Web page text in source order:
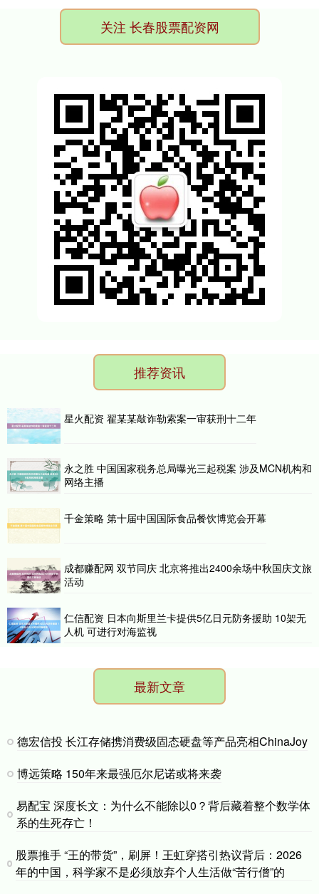
关注 长春股票配资网
推荐资讯
星火配资 翟某某敲诈勒索案一审获刑十二年
永之胜 中国国家税务总局曝光三起税案 涉及MCN机构和
网络主播
千金策略 第十届中国国际食品餐饮博览会开幕
成都赚配网 双节同庆 北京将推出2400余场中秋国庆文旅
活动
仁信配资 日本向斯里兰卡提供5亿日元防务援助 10架无
人机 可进行对海监视
最新文章
德宏信投 长江存储携消费级固态硬盘等产品亮相ChinaJoy
博远策略 150年来最强厄尔尼诺或将来袭
易配宝 深度长文：为什么不能除以0？背后藏着整个数学体
系的生死存亡！
股票推手 “王的带货”，刷屏！王虹穿搭引热议背后：2026
年的中国，科学家不是必须放弃个人生活做“苦行僧”的